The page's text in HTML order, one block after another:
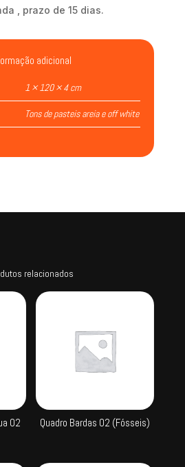
, prazo de 15 dias.
adicional
1 × 120 × 4 cm
Tons de pasteis areia e off white
relacionados
02 Quadro Bardas 02 (Fósseis)